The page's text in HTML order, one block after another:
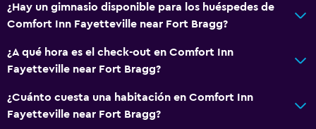
Servicios y facilidades
Servicio de despertador
Recepción 24 horas
¿Hay un gimnasio disponible para los huéspedes de
Comfort Inn Fayetteville near Fort Bragg?
¿A qué hora es el check-out en Comfort Inn
Fayetteville near Fort Bragg?
¿Cuánto cuesta una habitación en Comfort Inn
Fayetteville near Fort Bragg?